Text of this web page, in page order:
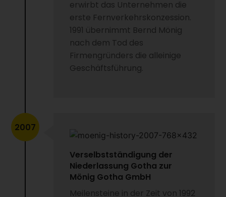
erwirbt das Unternehmen die
erste Fernverkehrskonzession.
1991 übernimmt Bernd Mönig
nach dem Tod des
Firmengründers die alleinige
Geschäftsführung.
Verselbstständigung der
Niederlassung Gotha zur
Mönig Gotha GmbH
Meilensteine in der Zeit von 1992
2007